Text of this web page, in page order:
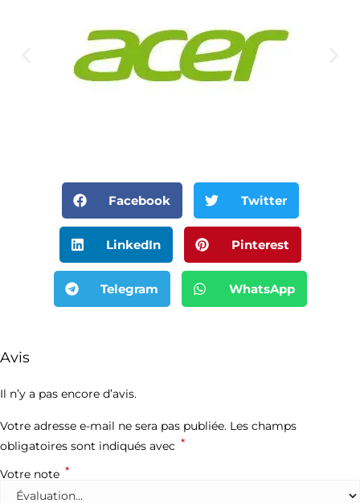
Facebook Twitter
LinkedIn Pinterest
Telegram WhatsApp
Avis
Il n’y a pas encore d’avis.
Votre adresse e-mail ne sera pas publiée. Les champs
obligatoires sont indiqués avec *
Votre note *